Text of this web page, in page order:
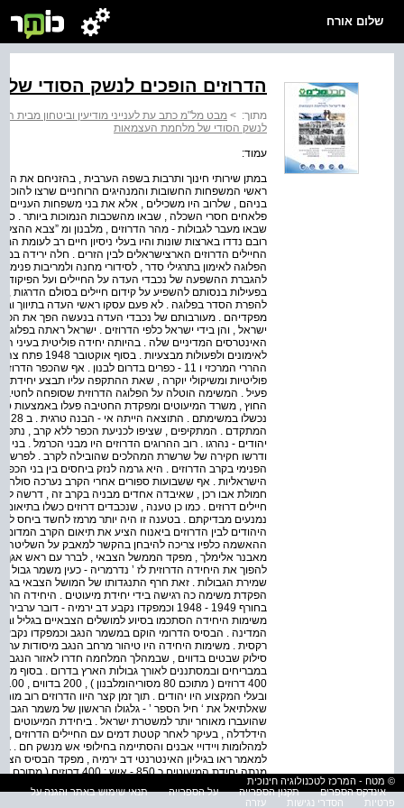
שלום אורח
הדרוזים הופכים לנשק הסודי
מתוך: > מבט מל"מ כתב עת לענייני מודיעין וביטחון מבית
לנשק הסודי של מלחמת העצמאות
עמוד:
במתן שירותי חינוך ותרבות בשפה הערבית , בהזניחם את
ראשי המשפחות החשובות והמנהיגים הרוחניים שרצו
בניהם , שלרוב היו משכילים , אלא את בני משפחות העניים
שבאו מעבר לגבולות - מהר הדרוזים , מלבנון ומ ”צבא
רובם נדדו בארצות שונות והיו בעלי ניסיון חיים רב לעומת
החיילים הדרוזים הארצישראלים לבין הזרים . חלה ירידה
הפלוגה לאימון בתרגילי סדר , לסידורי מחנה ולמריבות
להגברת ההשפעה של נכבדי העדה על החיילים ועל הפיקוד
בפעילות בנסותם להשפיע על קידום חיילים בסולם הדרגות ,
להפרת הסדר בפלוגה . לא פעם עסקו ראשי העדה בתיווך
מפקדיהם . מעורבותם של נכבדי העדה בנעשה הפך את
ישראל , והן בידי ישראל כלפי הדרוזים . ישראל ראתה
האינטרסים המדיניים שלה . בהיותה יחידה פוליטית
ההררי המרכזי ו 11 - כפרים בדרום לבנון . אף
פוליטיות ומשיקולי יוקרה , שאת ההתקפה עליו תבצע
החוץ , משרד המיעוטים ומפקדת החטיבה פעלו באמצעות
יהודים - נהרגו . רוב ההרוגים הדרוזים היו מבני הכרמל .
ודרשו חקירה של שרשרת המהלכים שהובילה לקרב . לפרשת
הפנימי בקרב הדרוזים . היא גרמה לנזק ביחסים בין בני
הישראליות . אף ששבועות ספורים אחרי הקרב נערכה
חמולת אבו רכן , שאיבדה אחדים מבניה בקרב זה , דרשה
חיילים דרוזים . כמו כן טענה , שנכבדים דרוזים כשלו
נמנעים מבדיקתם . בטענה זו היה יותר מרמז לחשד ביחס
היהודים לבין הדרוזים ביאנוח הציע את תיאום הקרב
מאבנר אלימלך , מפקד הממשל הצבאי , לברר עם ראש אגף
להפוך את היחידה הדרוזית לז ’ נדרמריה - כעין משמר גבול .
שמירת הגבולות . זאת חרף התנגדותו של המושל הצבאי
הפקדת משימה כה רגישה בידי יחידת מיעוטים . היחידה
בחורף 1949 - 1948 וכמפקדו נקבע דב ירמיה -
משימות היחידה הסתכמו בסיוע למושלים הצבאיים בגליל
המדינה . הבסיס הדרומי הוקם במשמר הנגב וכמפקדו
רקסית . משימות היחידה היו טיהור מרחב הנגב מיסודות
סילוק שבטים בדווים , שבמהלך המלחמה חדרו לאזור
ובעלי המקצוע היו יהודים . תוך זמן קצר היוו הדרוזים
שאלתיאל את ‘ חיל הספר ’ - גלגולו הראשון של משמר
שהועברו מאוחר יותר למשטרת ישראל . ביחידת המיעוטים
הידלדלה , בעיקר לאחר קטטת דמים עם החיילים הדרוזים ,
למהלומות ויידויי אבנים והסתיימה בחילופי אש מנשק חם .
למאמר ראו בגיליון האינטרנטי דב ירמיה , מפקד הבסיס
150 יהודים
© מטח - המרכז לטכנולוגיה חינוכית
אינדקס הספרים
תקנון הספרייה על הספרייה
תנאי שימוש באתר והגנה על
פרטיות
הסדרי נגישות עזרה